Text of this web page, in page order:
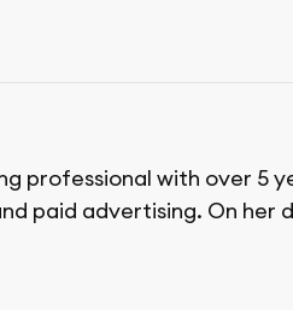
professional with over
paid advertising. On